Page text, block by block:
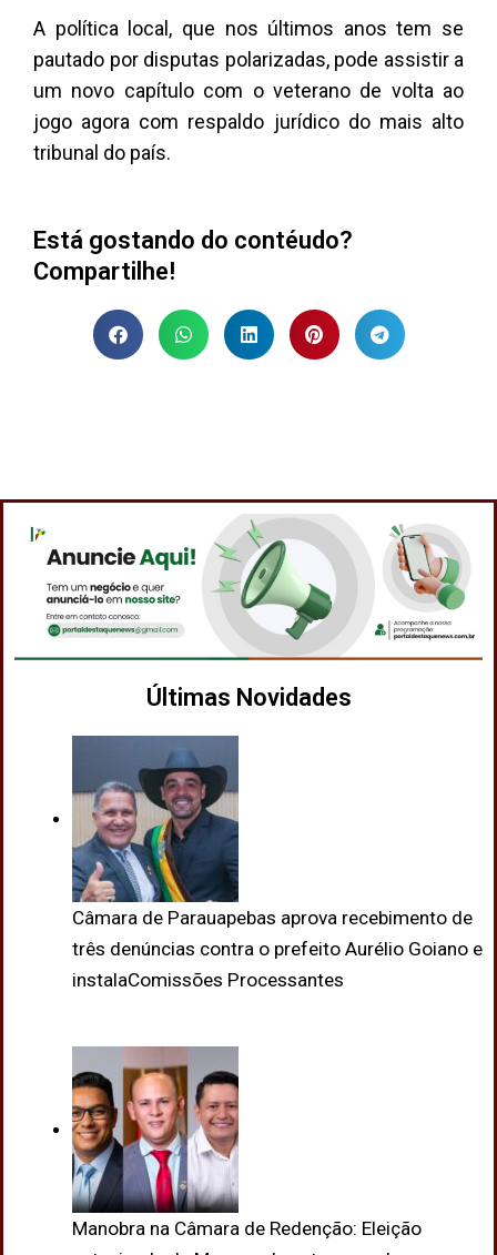
A política local, que nos últimos anos tem se
pautado por disputas polarizadas, pode assistir a
um novo capítulo com o veterano de volta ao
jogo agora com respaldo jurídico do mais alto
tribunal do país.
Está gostando do contéudo?
Compartilhe!
Últimas Novidades
Câmara de Parauapebas aprova recebimento de
três denúncias contra o prefeito Aurélio Goiano e
instalaComissões Processantes
Manobra na Câmara de Redenção: Eleição